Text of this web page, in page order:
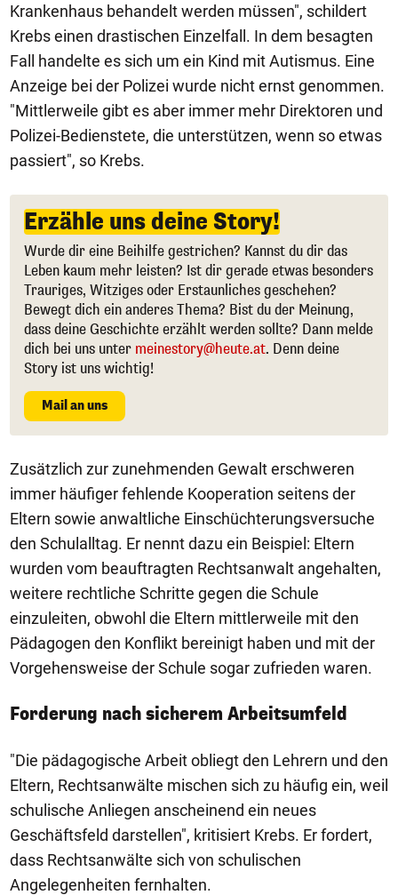
Krankenhaus behandelt werden müssen", schildert
Krebs einen drastischen Einzelfall. In dem besagten
Fall handelte es sich um ein Kind mit Autismus. Eine
Anzeige bei der Polizei wurde nicht ernst genommen.
"Mittlerweile gibt es aber immer mehr Direktoren und
Polizei-Bedienstete, die unterstützen, wenn so etwas
passiert", so Krebs.
Erzähle uns deine Story!
Wurde dir eine Beihilfe gestrichen? Kannst du dir das
Leben kaum mehr leisten? Ist dir gerade etwas besonders
Trauriges, Witziges oder Erstaunliches geschehen?
Bewegt dich ein anderes Thema? Bist du der Meinung,
dass deine Geschichte erzählt werden sollte? Dann melde
dich bei uns unter meinestory@heute.at. Denn deine
Story ist uns wichtig!
Mail an uns
Zusätzlich zur zunehmenden Gewalt erschweren
immer häufiger fehlende Kooperation seitens der
Eltern sowie anwaltliche Einschüchterungsversuche
den Schulalltag. Er nennt dazu ein Beispiel: Eltern
wurden vom beauftragten Rechtsanwalt angehalten,
weitere rechtliche Schritte gegen die Schule
einzuleiten, obwohl die Eltern mittlerweile mit den
Pädagogen den Konflikt bereinigt haben und mit der
Vorgehensweise der Schule sogar zufrieden waren.
Forderung nach sicherem Arbeitsumfeld
"Die pädagogische Arbeit obliegt den Lehrern und den
Eltern, Rechtsanwälte mischen sich zu häufig ein, weil
schulische Anliegen anscheinend ein neues
Geschäftsfeld darstellen", kritisiert Krebs. Er fordert,
dass Rechtsanwälte sich von schulischen
Angelegenheiten fernhalten.